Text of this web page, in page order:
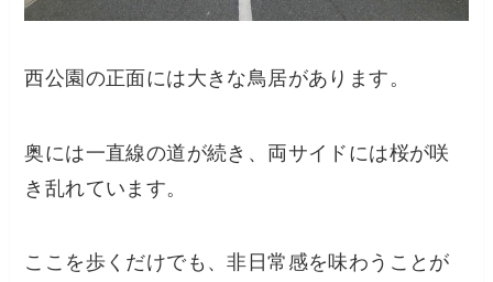
西公園の正面には大きな鳥居があります。
奥には一直線の道が続き、両サイドには桜が咲
き乱れています。
ここを歩くだけでも、非日常感を味わうことが